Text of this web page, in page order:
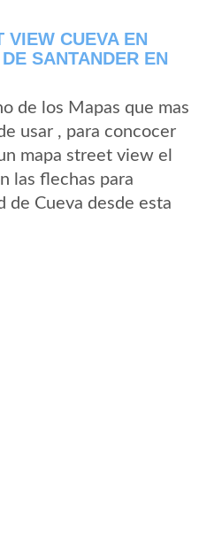
VIEW CUEVA EN
SANTANDER EN
de los Mapas que mas
usar , para concocer
mapa street view el
las flechas para
de Cueva desde esta